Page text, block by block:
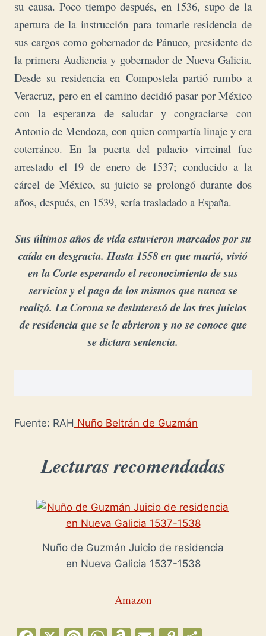
su causa. Poco tiempo después, en 1536, supo de la
apertura de la instrucción para tomarle residencia de
sus cargos como gobernador de Pánuco, presidente de
la primera Audiencia y gobernador de Nueva Galicia.
Desde su residencia en Compostela partió rumbo a
Veracruz, pero en el camino decidió pasar por México
con la esperanza de saludar y congraciarse con
Antonio de Mendoza, con quien compartía linaje y era
coterráneo. En la puerta del palacio virreinal fue
arrestado el 19 de enero de 1537; conducido a la
cárcel de México, su juicio se prolongó durante dos
años, después, en 1539, sería trasladado a España.
Sus últimos años de vida estuvieron marcados por su
caída en desgracia. Hasta 1558 en que murió, vivió
en la Corte esperando el reconocimiento de sus
servicios y el pago de los mismos que nunca se
realizó. La Corona se desinteresó de los tres juicios
de residencia que se le abrieron y no se conoce que
se dictara sentencia.
Fuente: RAH Nuño Beltrán de Guzmán
Lecturas recomendadas
Nuño de Guzmán Juicio de residencia
en Nueva Galicia 1537-1538
Amazon